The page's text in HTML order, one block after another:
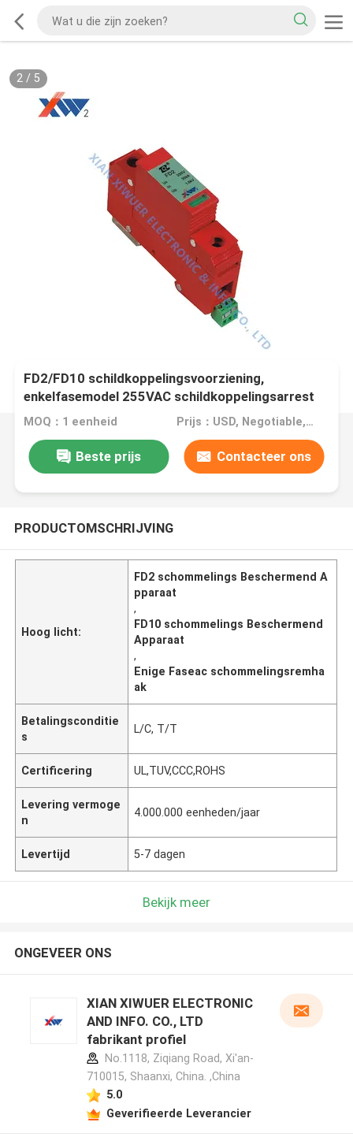
2/ 5
FD2/FD10 schildkoppelingsvoorziening,
enkelfasemodel 255VAC schildkoppelingsarrest
MOQ：1 eenheid Prijs：USD, Negotiable, unit
Beste prijs Contacteer ons
PRODUCTOMSCHRIJVING
Hoog licht:
FD2 schommelings Beschermend A
pparaat
,
FD10 schommelings Beschermend
Apparaat
,
Enige Faseac schommelingsremha
ak
Betalingsconditie
s
L/C, T/T
Certificering UL,TUV,CCC,ROHS
Levering vermoge
n
4.000.000 eenheden/jaar
Levertijd 5-7 dagen
Bekijk meer
ONGEVEER ONS
XIAN XIWUER ELECTRONIC
AND INFO. CO., LTD
fabrikant profiel
No.1118, Ziqiang Road, Xi'an-
710015, Shaanxi, China. ,China
5.0
Geverifieerde Leverancier